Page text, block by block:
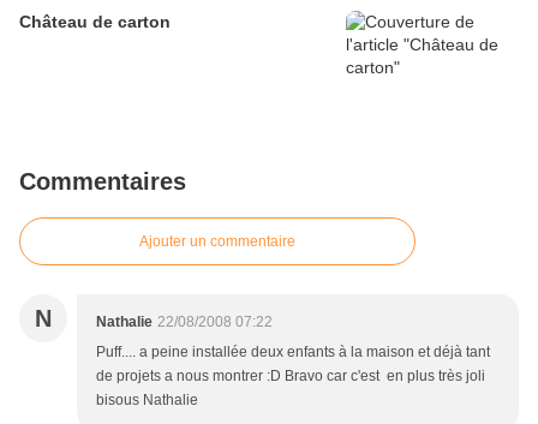
Château de carton
Commentaires
Ajouter un commentaire
N Nathalie 22/08/2008 07:22
Puff.... a peine installée deux enfants à la maison et déjà tant
de projets a nous montrer :D Bravo car c'est en plus très joli
bisous Nathalie